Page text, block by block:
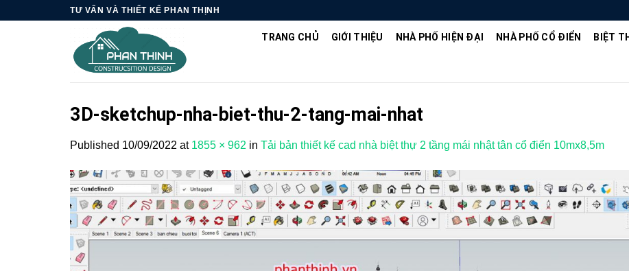
TƯ VẤN VÀ THIẾT KẾ PHAN THỊNH
TRANG CHỦ GIỚI THIỆU NHÀ PHỐ HIỆN ĐẠI NHÀ PHỐ CỔ ĐIỂN BIỆT
3D-sketchup-nha-biet-thu-2-tang-mai-nhat
Published 10/09/2022 at 1855 × 962 in Tải bản thiết kế cad nhà biệt thự 2 tầng mái nhật tân cổ điển 10mx8,5m